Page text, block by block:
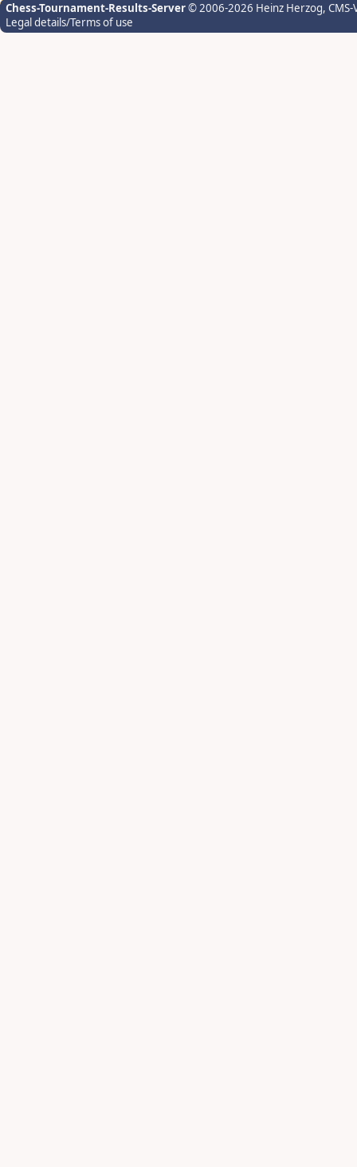
Chess-Tournament-Results-Server© 2006-2026 Heinz Herzog,
Legal details/Terms of use